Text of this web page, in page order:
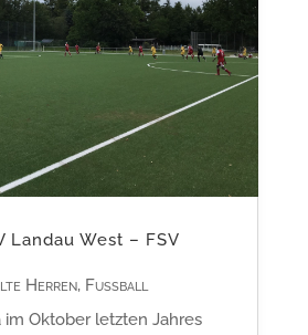
Landau West – FSV
Herren, Fußball
Oktober letzten Jahres